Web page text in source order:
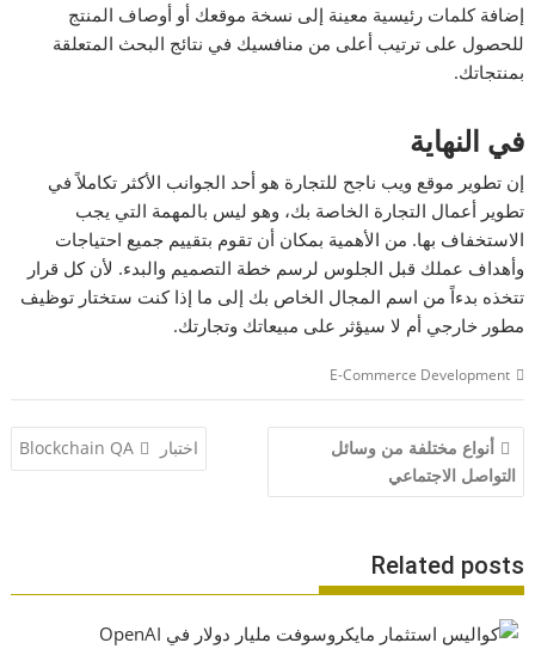
إضافة كلمات رئيسية معينة إلى نسخة موقعك أو أوصاف المنتج
للحصول على ترتيب أعلى من منافسيك في نتائج البحث المتعلقة
بمنتجاتك.
في النهاية
إن تطوير موقع ويب ناجح للتجارة هو أحد الجوانب الأكثر تكاملاً في
تطوير أعمال التجارة الخاصة بك، وهو ليس بالمهمة التي يجب
الاستخفاف بها. من الأهمية بمكان أن تقوم بتقييم جميع احتياجات
وأهداف عملك قبل الجلوس لرسم خطة التصميم والبدء. لأن كل قرار
تتخذه بدءاً من اسم المجال الخاص بك إلى ما إذا كنت ستختار توظيف
مطور خارجي أم لا سيؤثر على مبيعاتك وتجارتك.
E-Commerce Development
تصفّح
المقالات
أنواع مختلفة من وسائل
التواصل الاجتماعي
اختبار Blockchain QA
Related posts